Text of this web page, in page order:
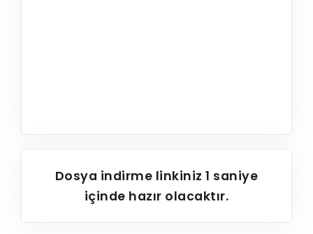
Dosya indirme linkiniz1 saniye
içinde hazır olacaktır.